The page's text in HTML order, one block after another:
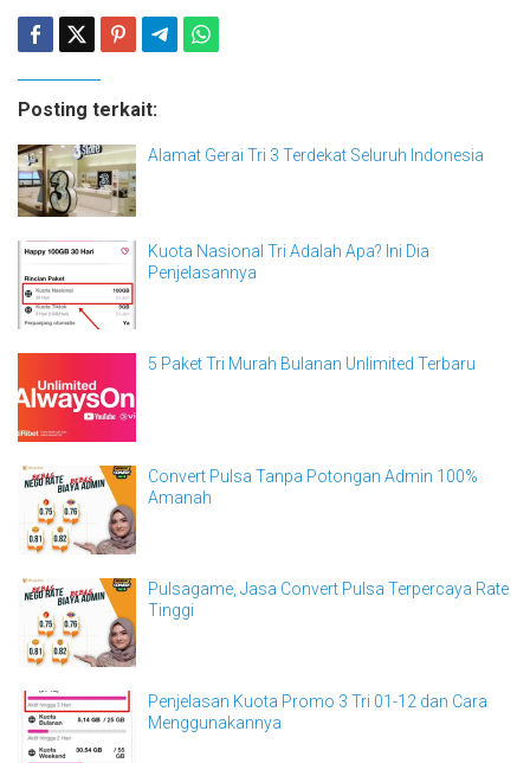
Posting terkait:
Alamat Gerai Tri 3 Terdekat Seluruh Indonesia
Kuota Nasional Tri Adalah Apa? Ini Dia
Penjelasannya
5 Paket Tri Murah Bulanan Unlimited Terbaru
Convert Pulsa Tanpa Potongan Admin 100%
Amanah
Pulsagame, Jasa Convert Pulsa Terpercaya Rate
Tinggi
Penjelasan Kuota Promo 3 Tri 01-12 dan Cara
Menggunakannya